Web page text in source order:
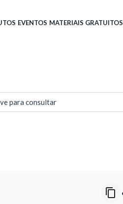
EVENTOS MATERIAIS GRATUITOS
para consultar